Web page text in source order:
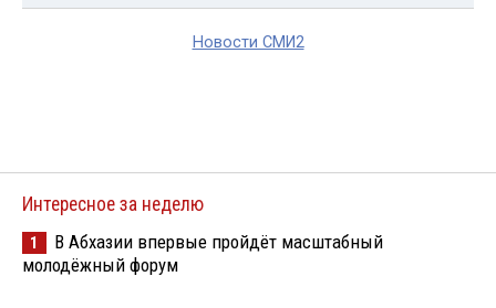
Новости СМИ2
Интересное за неделю
1
В Абхазии впервые пройдёт масштабный
молодёжный форум